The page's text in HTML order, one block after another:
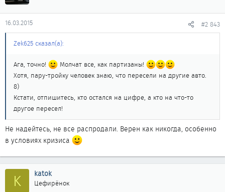
16.03.2015 #2 843
Zek625 сказал(а):
Ага, точно!
Молчат все, как партизаны!
Хотя, пару-тройку человек знаю, что пересели на другие авто.
8)
Кстати, отпишитесь, кто остался на цифре, а кто на что-то
другое пересел!
Не надейтесь, не все распродали. Верен как никогда, особенно
в условиях кризиса
K katok
Цефирёнок